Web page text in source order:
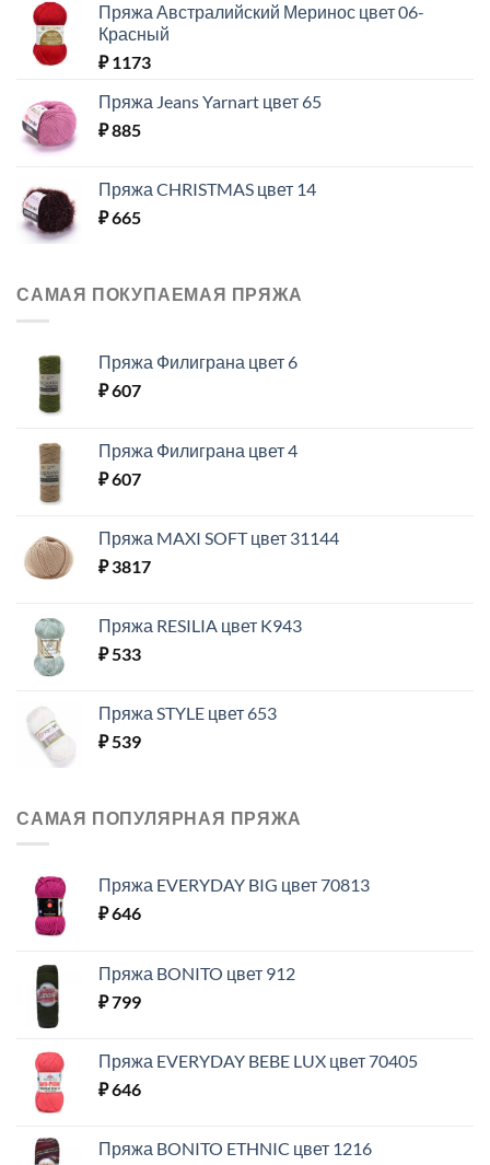
Пряжа Австралийский Меринос цвет 06-
Красный
₽1173
Пряжа Jeans Yarnart цвет 65
₽885
Пряжа CHRISTMAS цвет 14
₽665
САМАЯ ПОКУПАЕМАЯ ПРЯЖА
Пряжа Филиграна цвет 6
₽607
Пряжа Филиграна цвет 4
₽607
Пряжа MAXI SOFT цвет 31144
₽3817
Пряжа RESILIA цвет K943
₽533
Пряжа STYLE цвет 653
₽539
САМАЯ ПОПУЛЯРНАЯ ПРЯЖА
Пряжа EVERYDAY BIG цвет 70813
₽646
Пряжа BONITO цвет 912
₽799
Пряжа EVERYDAY BEBE LUX цвет 70405
₽646
Пряжа BONITO ETHNIC цвет 1216